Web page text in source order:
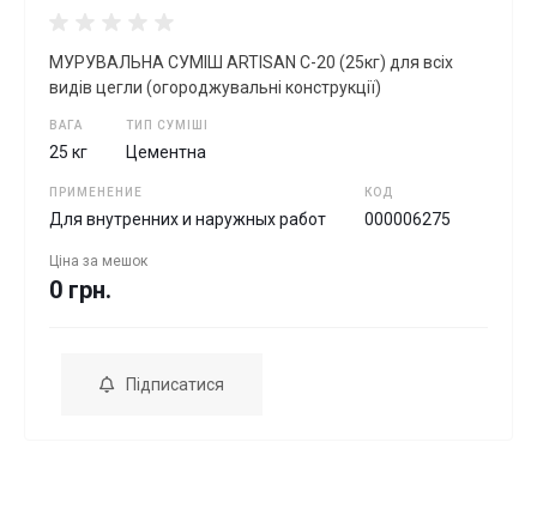
МУРУВАЛЬНА СУМIШ ARTISAN C-20 (25кг) для всіх
видів цегли (огороджувальні конструкції)
ВАГА
25 кг
ТИП СУМІШІ
Цементна
ПРИМЕНЕНИЕ
Для внутренних и наружных работ
КОД
000006275
Ціна за мешок
0 грн.
Підписатися